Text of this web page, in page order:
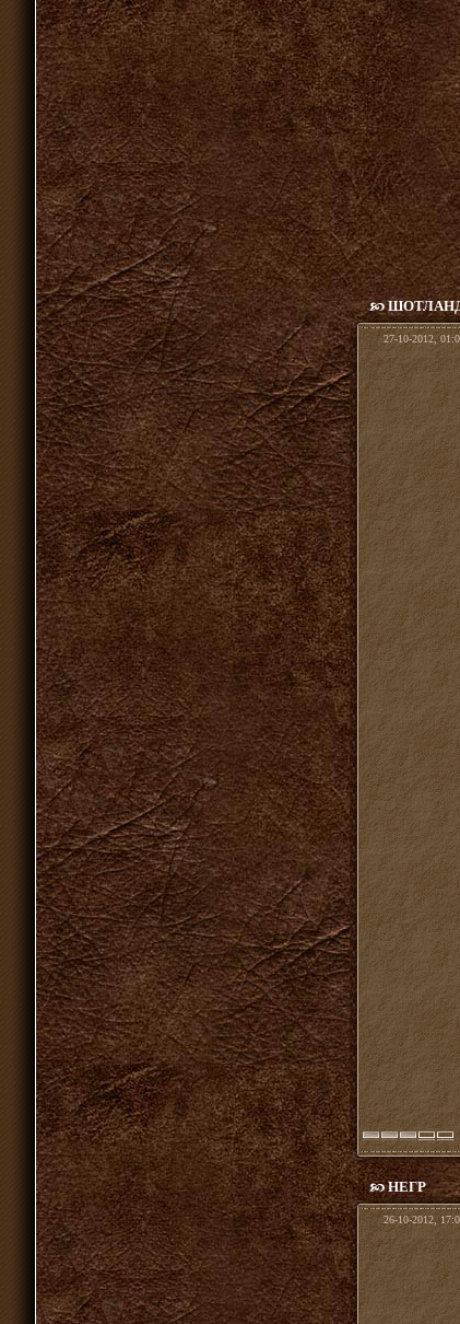
27-10-2012,
НЕГР
26-10-2012,